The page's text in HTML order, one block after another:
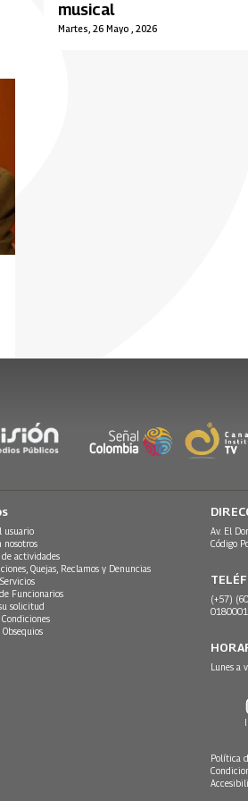
Martes, 26 Mayo , 2026
musical
usuario
nosotros
actividades
Quejas, Reclamos y Denuncias
Funcionarios
solicitud
Av. El
Código
(+57)
Lunes a
Política